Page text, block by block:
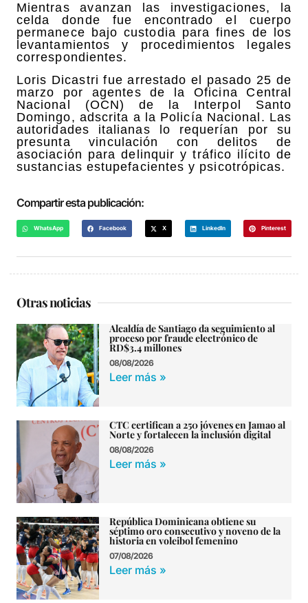
Mientras avanzan las investigaciones, la
celda donde fue encontrado el cuerpo
permanece bajo custodia para fines de los
levantamientos y procedimientos legales
correspondientes.
Loris Dicastri fue arrestado el pasado 25 de
marzo por agentes de la Oficina Central
Nacional (OCN) de la Interpol Santo
Domingo, adscrita a la Policía Nacional. Las
autoridades italianas lo requerían por su
presunta vinculación con delitos de
asociación para delinquir y tráfico ilícito de
sustancias estupefacientes y psicotrópicas.
Compartir esta publicación:
WhatsApp Facebook X LinkedIn Pinterest
Otras noticias
Alcaldía de Santiago da seguimiento al
proceso por fraude electrónico de
RD$3.4 millones
08/08/2026
Leer más »
CTC certifican a 250 jóvenes en Jamao al
Norte y fortalecen la inclusión digital
08/08/2026
Leer más »
República Dominicana obtiene su
séptimo oro consecutivo y noveno de la
historia en voleibol femenino
07/08/2026
Leer más »